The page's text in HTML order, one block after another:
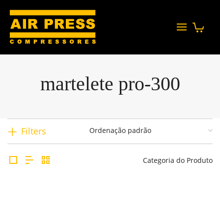
martelete pro-300
Filters
Categoria do Produto